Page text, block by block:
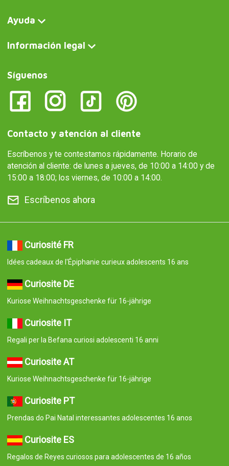
Ayuda
Información legal
Síguenos
Contacto y atención al cliente
Escríbenos y te contestamos rápidamente. Horario de
atención al cliente: de lunes a jueves, de 10:00 a 14:00 y de
15:00 a 18:00; los viernes, de 10:00 a 14:00.
Escríbenos ahora
Curiosité FR
Idées cadeaux de l'Épiphanie curieux adolescents 16 ans
Curiosite DE
Kuriose Weihnachtsgeschenke für 16-jährige
Curiosite IT
Regali per la Befana curiosi adolescenti 16 anni
Curiosite AT
Kuriose Weihnachtsgeschenke für 16-jährige
Curiosite PT
Prendas do Pai Natal interessantes adolescentes 16 anos
Curiosite ES
Regalos de Reyes curiosos para adolescentes de 16 años